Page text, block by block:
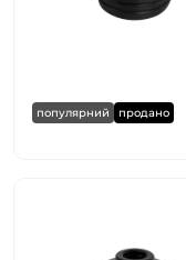
популярний продано